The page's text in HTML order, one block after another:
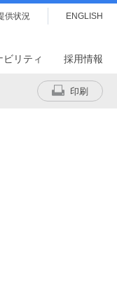
供状況 ENGLISH
リティ 採用情報
印刷